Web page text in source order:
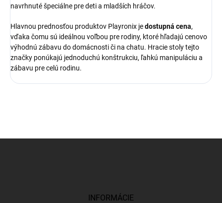
navrhnuté špeciálne pre deti a mladších hráčov.
Hlavnou prednosťou produktov Playronix jedostupná cena,
vďaka čomu sú ideálnou voľbou pre rodiny, ktoré hľadajú cenovo
výhodnú zábavu do domácnosti či na chatu. Hracie stoly tejto
značky ponúkajú jednoduchú konštrukciu, ľahkú manipuláciu a
zábavu pre celú rodinu.
INFORMÁCIE